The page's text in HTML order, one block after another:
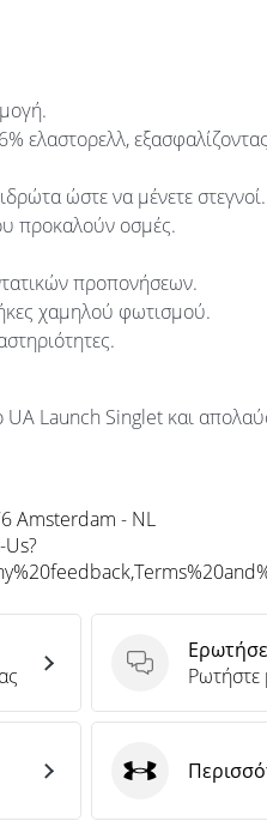
ελαστορελλ,
ώστε να μένετε στεγνοί.
προκαλούν οσμές.
προπονήσεων.
χαμηλού φωτισμού.
Launch Singlet και
Amsterdam - NL
Ερωτήσεις
Ρωτήστε
Under Armour